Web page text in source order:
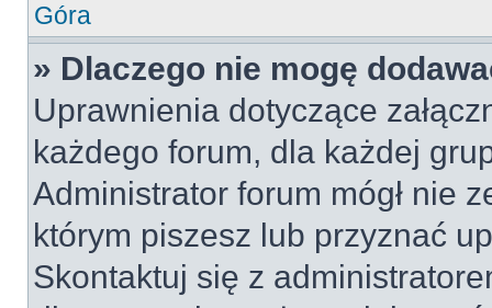
Góra
» Dlaczego nie mogę
Uprawnienia dotyczące
każdego forum, dla każdej
Administrator forum mógł nie
którym piszesz lub przyznać
Skontaktuj się z